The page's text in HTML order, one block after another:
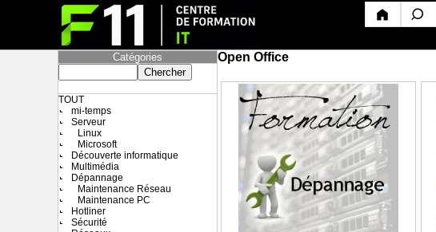
Catégories
TOUT
mi-temps
Serveur
Linux
Microsoft
Découverte informatique
Multimédia
Dépannage
Maintenance Réseau
Maintenance PC
Hotliner
Sécurité
Open Office